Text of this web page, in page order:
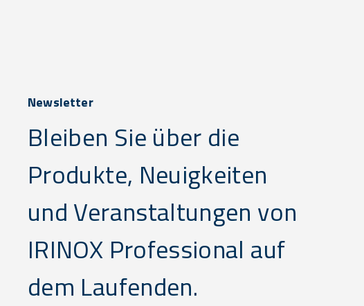
Newsletter
Bleiben Sie über die
Produkte, Neuigkeiten
und Veranstaltungen von
IRINOX Professional auf
dem Laufenden.